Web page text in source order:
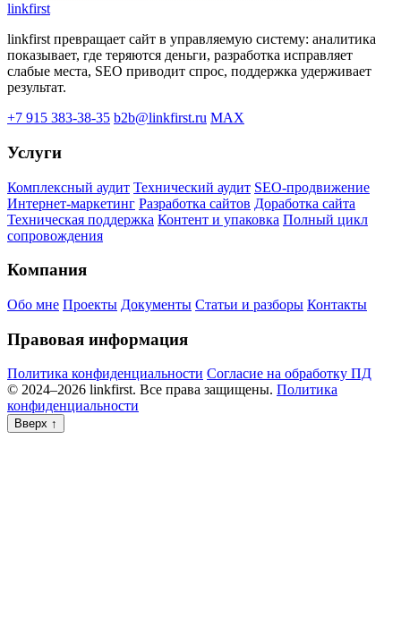
linkfirst
linkfirst превращает сайт в управляемую систему: аналитика
показывает, где теряются деньги, разработка исправляет
слабые места, SEO приводит спрос, поддержка удерживает
результат.
+7 915 383-38-35 b2b@linkfirst.ru MAX
Услуги
Комплексный аудит Технический аудит SEO-продвижение
Интернет-маркетинг Разработка сайтов Доработка сайта
Техническая поддержка Контент и упаковка Полный цикл
сопровождения
Компания
Обо мне Проекты Документы Статьи и разборы Контакты
Правовая информация
Политика конфиденциальности Согласие на обработку ПД
© 2024–2026 linkfirst. Все права защищены. Политика
конфиденциальности
Вверх ↑